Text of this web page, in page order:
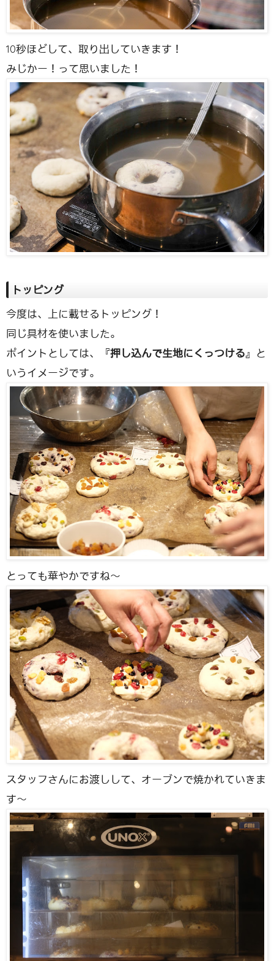
10秒ほどして、取り出していきます！
みじかー！って思いました！
トッピング
今度は、上に載せるトッピング！
同じ具材を使いました。
ポイントとしては、『押し込んで生地にくっつける』と
いうイメージです。
とっても華やかですね〜
スタッフさんにお渡しして、オーブンで焼かれていきま
す〜